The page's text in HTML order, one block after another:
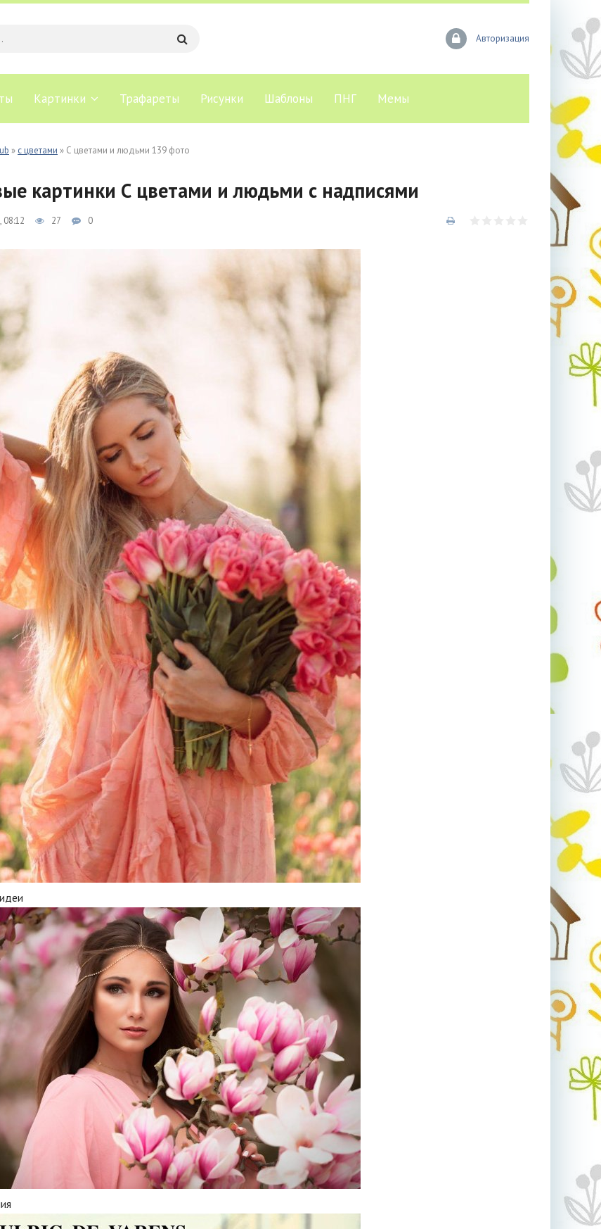
Авторизация
Картинки Трафареты Рисунки Шаблоны ПНГ Мемы
» с цветами » С цветами и людьми 139 фото
картинки С цветами и людьми с надписями
08:12 27 0